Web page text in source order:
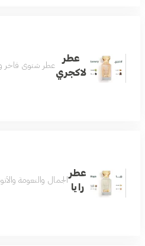
عطر
لاكجري
عطر شتوي فاخر
عطر
رايا
الجمال والنعومة